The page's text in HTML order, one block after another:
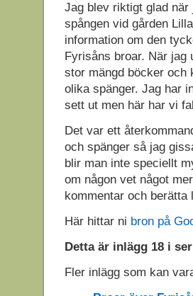
Jag blev riktigt glad
spången vid gården
information om den
Fyrisåns broar. När jag
stor mängd böcker och
olika spänger. Jag har
sett ut men här har vi
Det var ett
och spänger så jag
blir man inte speciellt
om någon vet något
kommentar och berätta
Här hittar ni bron på
Detta är inlägg 18 i
Fler inlägg som kan